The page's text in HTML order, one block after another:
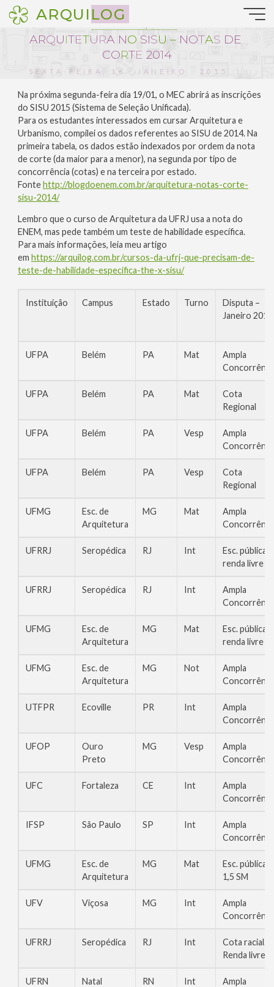
Pular
para
conteúdo
ARQUILOG
Notícias da Arquitetura
AARQUITEE
TUU
RA NO SISU – NNOTASSDE
CORTE 2014
SEXTA-FEIRA, 16 . JANEIRO . 2015 ::
Na próxima segunda-feira dia 19/01, o MEC abrirá as inscrições
do SISU 2015 (Sistema de Seleção Unificada).
Para os estudantes interessados em cursar Arquitetura e
Urbanismo, compilei os dados referentes ao SISU de 2014. Na
primeira tabela, os dados estão indexados por ordem da nota
de corte (da maior para a menor), na segunda por tipo de
concorrência (cotas) e na terceira por estado.
Fontehttp://blogdoenem.com.br/arquitetura-notas-corte-
sisu-2014/
Lembro que o curso de Arquitetura da UFRJ usa a nota do
ENEM, mas pede também um teste de habilidade específica.
Para mais informações, leia meu artigo
emhttps://arquilog.com.br/cursos-da-ufrj-que-precisam-de-
teste-de-habilidade-especifica-the-x-sisu/
Instituição Campus Estado Turno
Disputa –
Janeiro 2014
UFPA Belém PA Mat
Ampla
UFPA Belém PA Mat
Cota
Regional
UFPA Belém PA Vesp
Ampla
UFPA Belém PA Vesp
Cota
Regional
UFMG
Esc. de
Arquitetura
MG Mat
Ampla
UFRRJ Seropédica RJ Int
Esc. pública,
renda livre
UFRRJ Seropédica RJ Int
Ampla
UFMG
Esc. de
Arquitetura
MG Mat
Esc. pública,
renda livre
UFMG
Esc. de
Arquitetura
MG Not
Ampla
UTFPR Ecoville PR Int
Ampla
UFOP
Ouro
Preto
MG Vesp
Ampla
UFC Fortaleza CE Int
Ampla
IFSP São Paulo SP Int
Ampla
UFMG
Esc. de
Arquitetura
MG Mat
Esc. pública,
1,5 SM
UFV Viçosa MG Int
Ampla
UFRRJ Seropédica RJ Int
Cota racial.
Renda livre
UFRN Natal RN Int
Ampla